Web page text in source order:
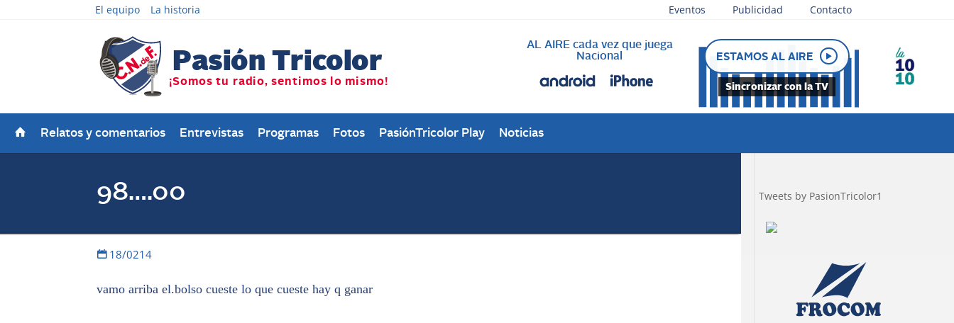
El equipo La historia Eventos Publicidad Contacto
AL AIRE cada vez que juega
Nacional
ESTAMOS AL AIRE
Sincronizar con la TV
Relatos y comentarios Entrevistas Programas Fotos PasiónTricolor Play Noticias
98….00
18/0214
vamo arriba el.bolso cueste lo que cueste hay q ganar
Tweets by PasionTricolor1